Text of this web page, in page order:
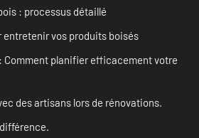
: processus détaillé
entretenir vos produits boisés
Comment planifier efficacement votre
des artisans lors de rénovations.